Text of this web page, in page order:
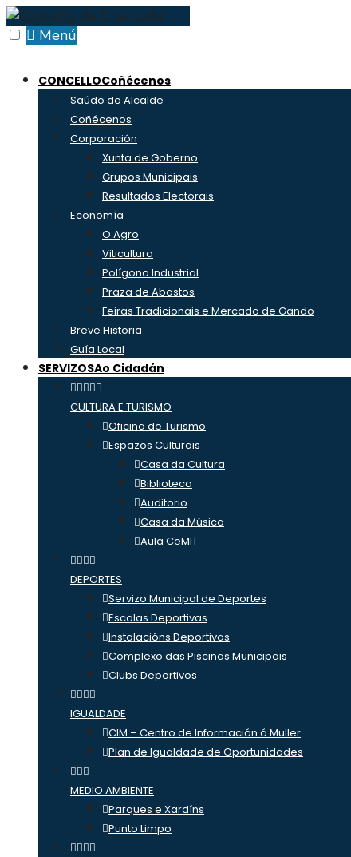
Skip
to
Menú
CONCELLOCoñécenos
Saúdo do Alcalde
Coñécenos
Corporación
Xunta de Goberno
Grupos Municipais
Resultados Electorais
Economía
O Agro
Viticultura
Polígono Industrial
Praza de Abastos
Feiras Tradicionais e Mercado de Gando
Breve Historia
Guía Local
SERVIZOSAo Cidadán
CULTURA E TURISMO
Oficina de Turismo
Espazos Culturais
Casa da Cultura
Biblioteca
Auditorio
Casa da Música
Aula CeMIT
DEPORTES
Servizo Municipal de Deportes
Escolas Deportivas
Instalacións Deportivas
Complexo das Piscinas Municipais
Clubs Deportivos
IGUALDADE
CIM – Centro de Información á Muller
Plan de Igualdade de Oportunidades
MEDIO AMBIENTE
Parques e Xardíns
Punto Limpo